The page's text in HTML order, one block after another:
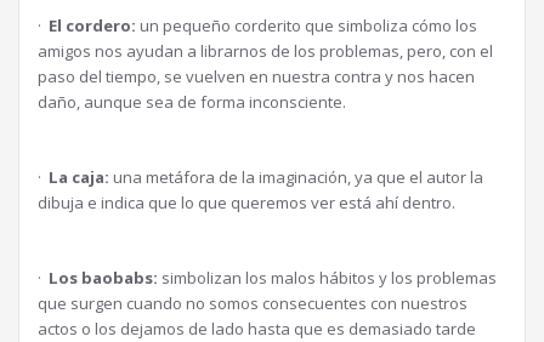
· El cordero: un pequeño corderito que simboliza cómo los
amigos nos ayudan a librarnos de los problemas, pero, con el
paso del tiempo, se vuelven en nuestra contra y nos hacen
daño, aunque sea de forma inconsciente.
· La caja: una metáfora de la imaginación, ya que el autor la
dibuja e indica que lo que queremos ver está ahí dentro.
· Los baobabs: simbolizan los malos hábitos y los problemas
que surgen cuando no somos consecuentes con nuestros
actos o los dejamos de lado hasta que es demasiado tarde